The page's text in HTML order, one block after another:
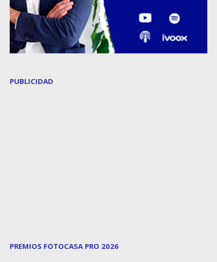
PUBLICIDAD
PREMIOS FOTOCASA PRO 2026